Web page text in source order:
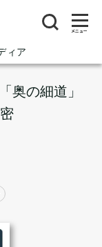
ィア
メニュー
奥の細道」